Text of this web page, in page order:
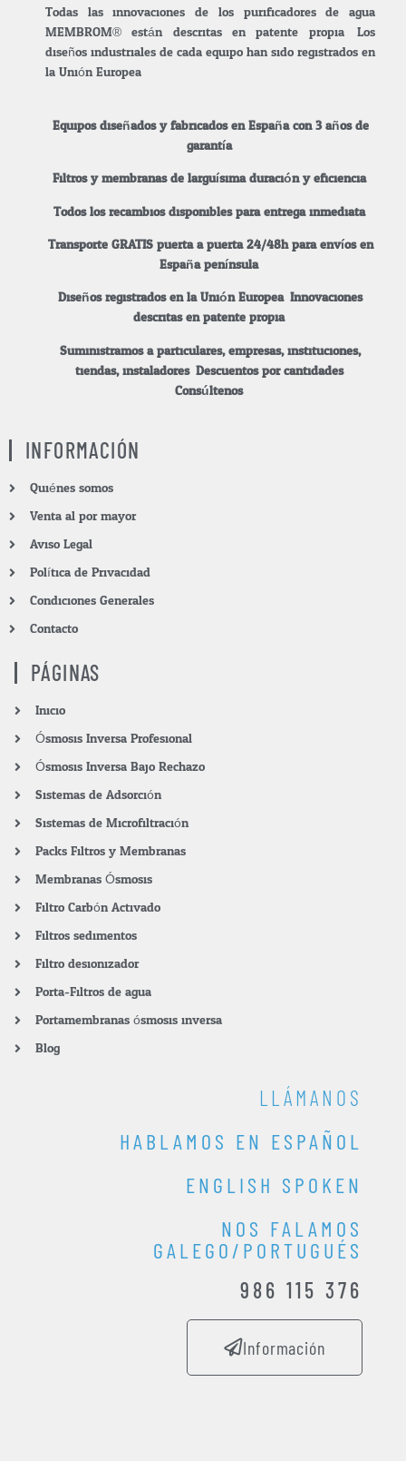
Todas las innovaciones de los purificadores de agua
MEMBROM® están descritas en patente propia. Los
diseños industriales de cada equipo han sido registrados en
la Unión Europea.
Equipos diseñados y fabricados en España con 3 años de
garantía.
Filtros y membranas de larguísima duración y eficiencia.
Todos los recambios disponibles para entrega inmediata.
Transporte GRATIS puerta a puerta 24/48h para envíos en
España península.
Diseños registrados en la Unión Europea. Innovaciones
descritas en patente propia.
Suministramos a particulares, empresas, instituciones,
tiendas, instaladores. Descuentos por cantidades.
Consúltenos.
INFORMACIÓN
Quiénes somos
Venta al por mayor
Aviso Legal
Política de Privacidad
Condiciones Generales
Contacto
PÁGINAS
Inicio
Ósmosis Inversa Profesional
Ósmosis Inversa Bajo Rechazo
Sistemas de Adsorción
Sistemas de Microfiltración
Packs Filtros y Membranas
Membranas Ósmosis
Filtro Carbón Activado
Filtros sedimentos
Filtro desionizador
Porta-Filtros de agua
Portamembranas ósmosis inversa
Blog
LLÁMANOS
HABLAMOS EN ESPAÑOL
ENGLISH SPOKEN
NOS FALAMOS
GALEGO/PORTUGUÉS
986 115 376
Información